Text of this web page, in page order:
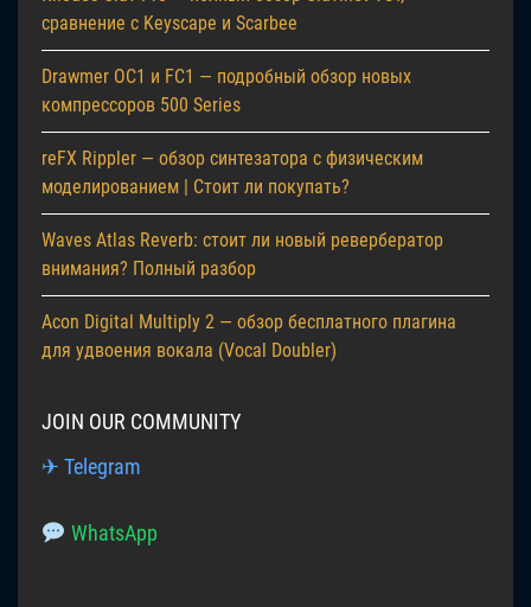
сравнение с Keyscape и Scarbee
Drawmer OC1 и FC1 — подробный обзор новых
компрессоров 500 Series
reFX Rippler — обзор синтезатора с физическим
моделированием | Стоит ли покупать?
Waves Atlas Reverb: стоит ли новый ревербератор
внимания? Полный разбор
Acon Digital Multiply 2 — обзор бесплатного плагина
для удвоения вокала (Vocal Doubler)
JOIN OUR COMMUNITY
✈ Telegram
WhatsApp